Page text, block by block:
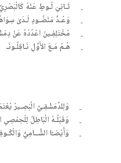
ثَـانِيَ لُـوطٍ عَنْهُ
وَعُـدَّ مَنْضُـودٍ لَـدَىٰ
مُخْتَلِفِـينَ اعْدُدْهُ عَنْ
هُـمُ مَـعَ الأَوَّلِ نَـاقِلُـونَـ
وَلِلدِّمَشْقِـيِّ الْبَصِـيرُ
وَقَبْلُـهُ الْبَاطِلُ لِلْحِمْصِي
وَأَيْضـًا الشَّــامِيُّ